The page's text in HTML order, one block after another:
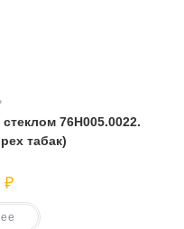
76Н005.0022.
табак)
₽